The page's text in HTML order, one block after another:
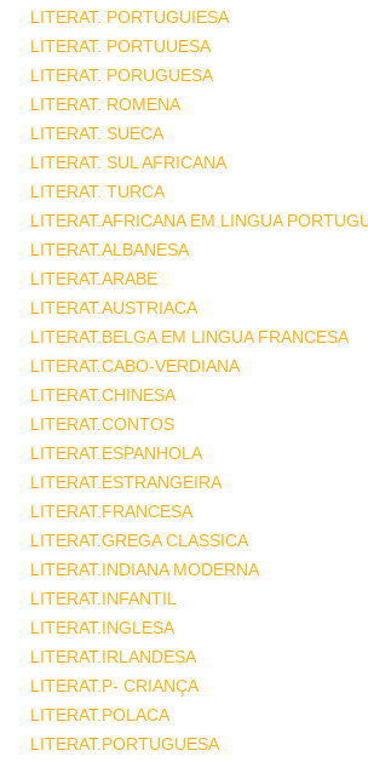
LITERAT. PORTUGUIESA
LITERAT. PORTUUESA
LITERAT. PORUGUESA
LITERAT. ROMENA
LITERAT. SUECA
LITERAT. SUL AFRICANA
LITERAT. TURCA
LITERAT.AFRICANA EM LINGUA
LITERAT.ALBANESA
LITERAT.ARABE
LITERAT.AUSTRIACA
LITERAT.BELGA EM LINGUA FRANCESA
LITERAT.CABO-VERDIANA
LITERAT.CHINESA
LITERAT.CONTOS
LITERAT.ESPANHOLA
LITERAT.ESTRANGEIRA
LITERAT.FRANCESA
LITERAT.GREGA CLASSICA
LITERAT.INDIANA MODERNA
LITERAT.INFANTIL
LITERAT.INGLESA
LITERAT.IRLANDESA
LITERAT.P- CRIANÇA
LITERAT.POLACA
LITERAT.PORTUGUESA